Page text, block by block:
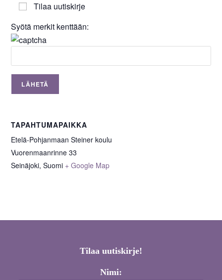
Tilaa uutiskirje
Syötä merkit kenttään:
TAPAHTUMAPAIKKA
Etelä-Pohjanmaan Steiner koulu
Vuorenmaanrinne 33
Seinäjoki, Suomi + Google Map
Tilaa uutiskirje!
Nimi: